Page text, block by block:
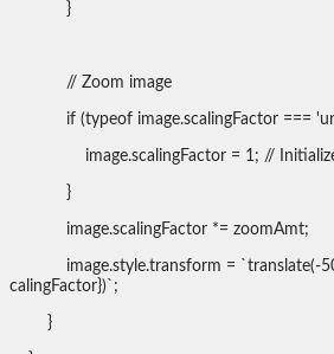
}
// Zoom image
if (typeof image.scalingFactor ===
image.scalingFactor = 1; // Initialize
}
image.scalingFactor *= zoomAmt;
image.style.transform = `translate(-
calingFactor})`;
}